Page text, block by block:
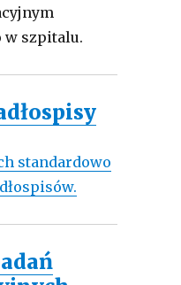
w szpitalu.
standardowo